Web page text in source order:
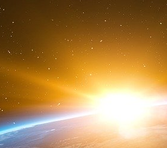
une baisse des ventes et à
les constructeurs
par rapport à leurs
plus bas et les
sont plus importantes.
en Europe aura des
s, une augmentation du
automobiles européens